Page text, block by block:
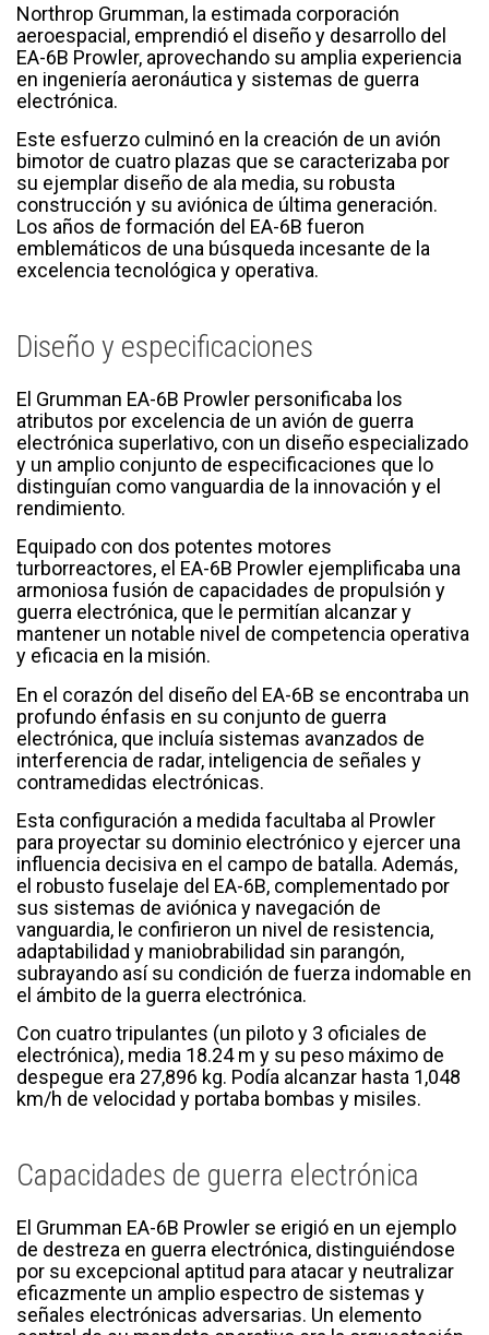
Northrop Grumman, la estimada corporación
aeroespacial, emprendió el diseño y desarrollo del
EA-6B Prowler, aprovechando su amplia experiencia
en ingeniería aeronáutica y sistemas de guerra
electrónica.
Este esfuerzo culminó en la creación de un avión
bimotor de cuatro plazas que se caracterizaba por
su ejemplar diseño de ala media, su robusta
construcción y su aviónica de última generación.
Los años de formación del EA-6B fueron
emblemáticos de una búsqueda incesante de la
excelencia tecnológica y operativa.
Diseño y especificaciones
El Grumman EA-6B Prowler personificaba los
atributos por excelencia de un avión de guerra
electrónica superlativo, con un diseño especializado
y un amplio conjunto de especificaciones que lo
distinguían como vanguardia de la innovación y el
rendimiento.
Equipado con dos potentes motores
turborreactores, el EA-6B Prowler ejemplificaba una
armoniosa fusión de capacidades de propulsión y
guerra electrónica, que le permitían alcanzar y
mantener un notable nivel de competencia operativa
y eficacia en la misión.
En el corazón del diseño del EA-6B se encontraba un
profundo énfasis en su conjunto de guerra
electrónica, que incluía sistemas avanzados de
interferencia de radar, inteligencia de señales y
contramedidas electrónicas.
Esta configuración a medida facultaba al Prowler
para proyectar su dominio electrónico y ejercer una
influencia decisiva en el campo de batalla. Además,
el robusto fuselaje del EA-6B, complementado por
sus sistemas de aviónica y navegación de
vanguardia, le confirieron un nivel de resistencia,
adaptabilidad y maniobrabilidad sin parangón,
subrayando así su condición de fuerza indomable en
el ámbito de la guerra electrónica.
Con cuatro tripulantes (un piloto y 3 oficiales de
electrónica), media 18.24 m y su peso máximo de
despegue era 27,896 kg. Podía alcanzar hasta 1,048
km/h de velocidad y portaba bombas y misiles.
Capacidades de guerra electrónica
El Grumman EA-6B Prowler se erigió en un ejemplo
de destreza en guerra electrónica, distinguiéndose
por su excepcional aptitud para atacar y neutralizar
eficazmente un amplio espectro de sistemas y
señales electrónicas adversarias. Un elemento